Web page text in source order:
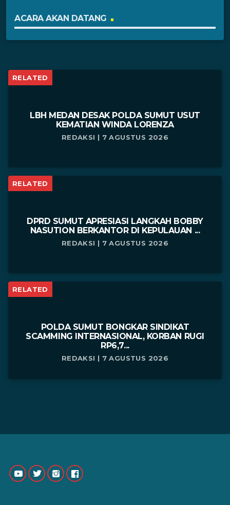
ACARA AKAN DATANG
RELATED
LBH MEDAN DESAK POLDA SUMUT USUT
KEMATIAN WINDA LORENZA
REDAKSI | 7 AGUSTUS 2026
RELATED
DPRD SUMUT APRESIASI LANGKAH BOBBY
NASUTION BERKANTOR DI KEPULAUAN ...
REDAKSI | 7 AGUSTUS 2026
RELATED
POLDA SUMUT BONGKAR SINDIKAT
SCAMMING INTERNASIONAL, KORBAN RUGI
RP6,7...
REDAKSI | 7 AGUSTUS 2026